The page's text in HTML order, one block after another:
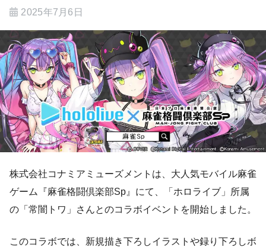
2025年7月6日
株式会社コナミアミューズメントは、大人気モバイル麻雀
ゲーム『麻雀格闘倶楽部Sp』にて、「ホロライブ」所属
の「常闇トワ」さんとのコラボイベントを開始しました。
このコラボでは、新規描き下ろしイラストや録り下ろしボ